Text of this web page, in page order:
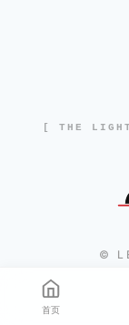
[ THE LIGHT
©
首页